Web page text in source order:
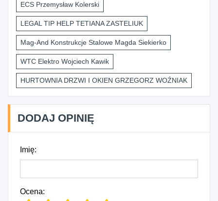
ECS Przemysław Kolerski
LEGAL TIP HELP TETIANA ZASTELIUK
Mag-And Konstrukcje Stalowe Magda Siekierko
WTC Elektro Wojciech Kawik
HURTOWNIA DRZWI I OKIEN GRZEGORZ WOŹNIAK
DODAJ OPINIĘ
Imię:
Ocena: